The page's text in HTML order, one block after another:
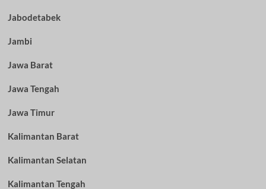
Jabodetabek
Jambi
Jawa Barat
Jawa Tengah
Jawa Timur
Kalimantan Barat
Kalimantan Selatan
Kalimantan Tengah